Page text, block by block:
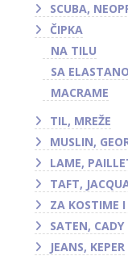
SCUBA,
ČIPKA
NA TILU
SA
MACRAME
TIL, MREŽE
MUSLIN,
LAME,
TAFT,
ZA KOSTIME
SATEN, CADY
JEANS, KEPER